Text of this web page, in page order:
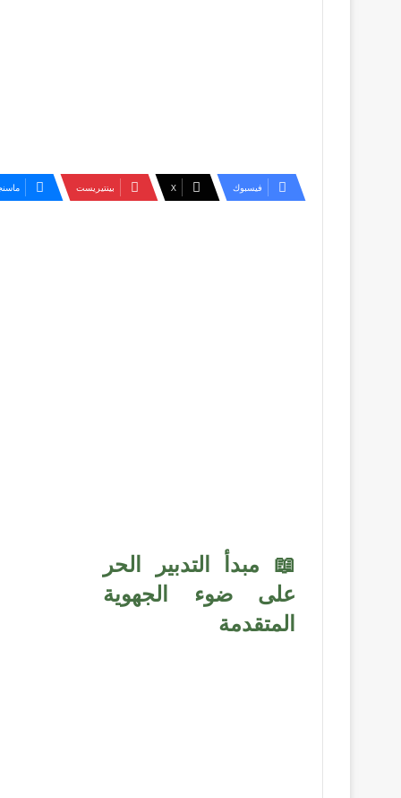
فيسبوك ‫X بينتيريست
📖 مبدأ التدبير الحر
على ضوء الجهوية
المتقدمة